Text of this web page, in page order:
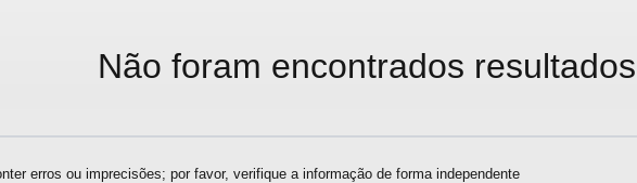
Não foram encontrados
erros ou imprecisões; por favor, verifique a informação de forma independente